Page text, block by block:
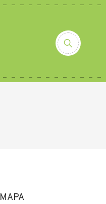
MAPA